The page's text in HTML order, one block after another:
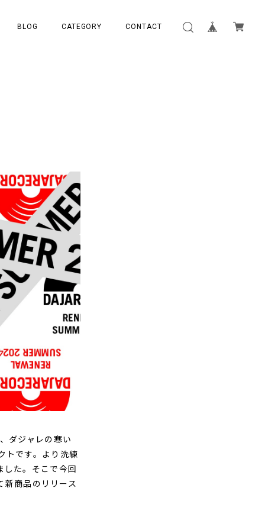
BLOG CATEGORY CONTACT
ダジャレの寒い
トです。より洗練
した。そこで今回
新商品のリリース